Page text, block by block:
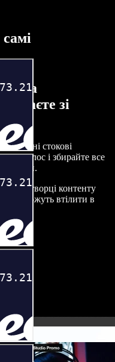
зі
стокові
голос і збирайте все
творці контенту
і можуть втілити в